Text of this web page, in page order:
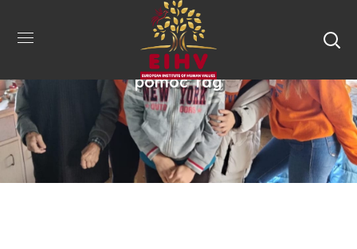
pomoc Tag